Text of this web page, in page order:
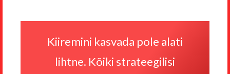
Kiiremini kasvada pole alati
lihtne. Kõiki strateegilisi